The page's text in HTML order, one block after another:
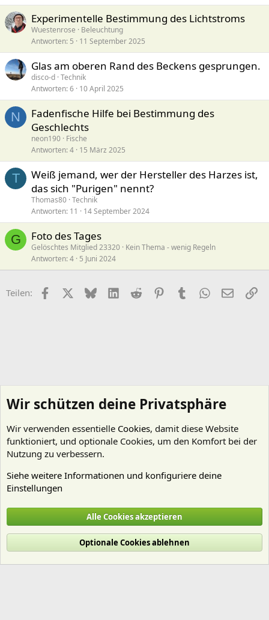
Experimentelle Bestimmung des Lichtstroms
Wuestenrose
Beleuchtung
Antworten 5 11 September 2025
Glas am oberen Rand des Beckens gesprungen.
disco-d Technik
Antworten 6 10 April 2025
N
Fadenfische Hilfe bei Bestimmung des
Geschlechts
neon190 Fische
Antworten 4 15 März 2025
T
Weiß jemand, wer der Hersteller des Harzes ist,
das sich "Purigen" nennt?
Thomas80 Technik
Antworten 11 14 September 2024
G Foto des Tages
Gelöschtes Mitglied 23320 Kein Thema - wenig Regeln
Antworten 4 5 Juni 2024
Teilen: FacebookX (Twitter)
BlueskyLinkedIn
Reddit PinterestTumblr WhatsApp
E-Mail
Cookies
Deutsch (Du)
Nutzungsbedingungen
Datenschutz Hilfe und Impressum
R
Wir schützen deine Privatsphäre
Wir verwenden essentielle Cookies, damit diese Website
funktioniert, und optionale Cookies, um den Komfort bei der
Nutzung zu verbessern.
Siehe weitere Informationen und konfiguriere deine
Einstellungen
Alle Cookies akzeptieren
Optionale Cookies ablehnen